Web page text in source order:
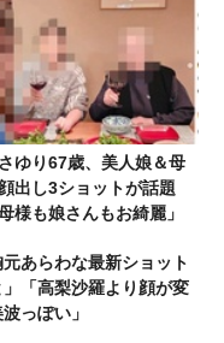
ゆり67歳、美人娘＆母
出し3ショットが話題
母様も娘さんもお綺麗」
あらわな最新ショット
「高梨沙羅より顔が変
っぽい」